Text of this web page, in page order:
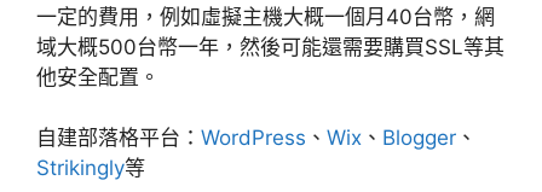
一定的費用，例如虛擬主機大概一個月40台幣，網
域大概500台幣一年，然後可能還需要購買SSL等其
他安全配置。
自建部落格平台： WordPress 、 Wix 、 Blogger 、
Strikingly等